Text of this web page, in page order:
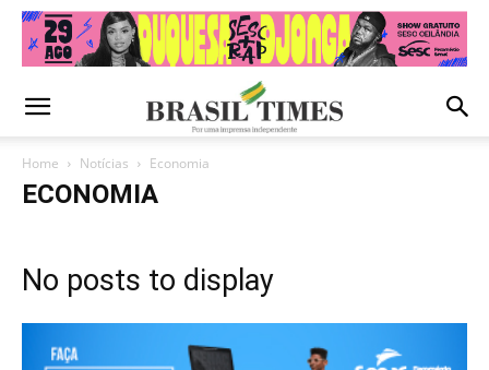
Home Notícias Economia
ECONOMIA
No posts to display